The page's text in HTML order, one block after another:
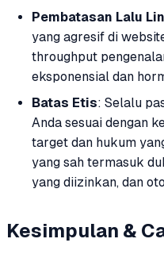
Pembatasan Lalu
yang agresif di
throughput
eksponensial dan
Batas Etis: Selalu
Anda sesuai dengan
target dan hukum
yang sah termasuk
yang diizinkan, dan
Kesimpulan &